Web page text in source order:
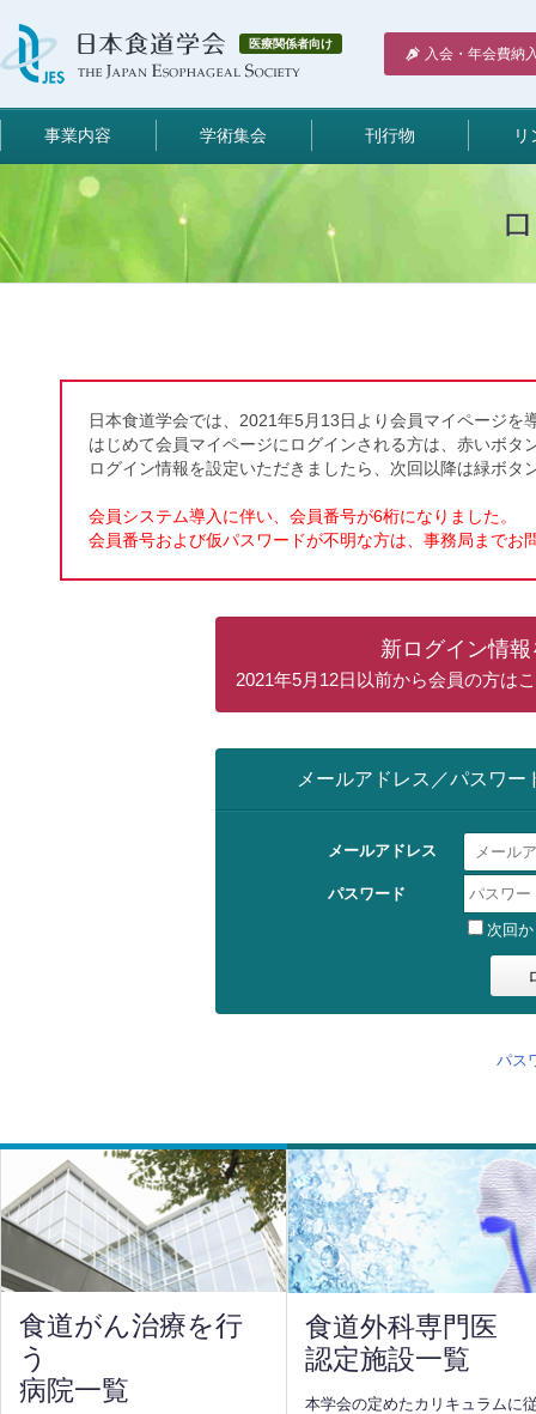
医療関係者向け
入会・年会費納
事業内容 学術集会 刊行物 リ
日本食道学会では、2021年5月13日より会員マイページを
はじめて会員マイページにログインされる方は、赤いボタ
ログイン情報を設定いただきましたら、次回以降は緑ボ
会員システム導入に伴い、会員番号が6桁になりました。
会員番号および仮パスワードが不明な方は、事務局までお
新ログイン情
2021年5月12日以前から会員の方は
メールアドレス／パスワ
メールアドレス
パスワード
次回
パス
食道がん治療を行
う
病院一覧
食道外科専門医
認定施設一覧
本学会の定めたカリキュラムに